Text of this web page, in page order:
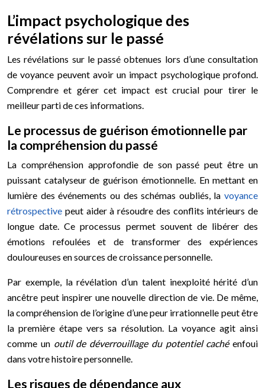
L’impact psychologique des
révélations sur le passé
Les révélations sur le passé obtenues lors d’une consultation
de voyance peuvent avoir un impact psychologique profond.
Comprendre et gérer cet impact est crucial pour tirer le
meilleur parti de ces informations.
Le processus de guérison émotionnelle par
la compréhension du passé
La compréhension approfondie de son passé peut être un
puissant catalyseur de guérison émotionnelle. En mettant en
lumière des événements ou des schémas oubliés, la voyance
rétrospective peut aider à résoudre des conflits intérieurs de
longue date. Ce processus permet souvent de libérer des
émotions refoulées et de transformer des expériences
douloureuses en sources de croissance personnelle.
Par exemple, la révélation d’un talent inexploité hérité d’un
ancêtre peut inspirer une nouvelle direction de vie. De même,
la compréhension de l’origine d’une peur irrationnelle peut être
la première étape vers sa résolution. La voyance agit ainsi
comme un outil de déverrouillage du potentiel caché enfoui
dans votre histoire personnelle.
Les risques de dépendance aux